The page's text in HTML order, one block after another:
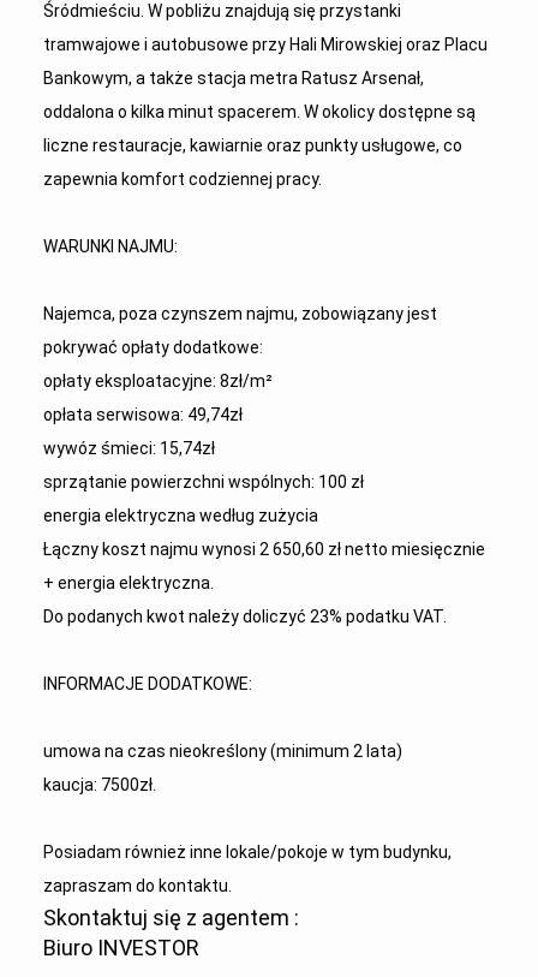
Śródmieściu. W pobliżu znajdują się przystanki
tramwajowe i autobusowe przy Hali Mirowskiej oraz Placu
Bankowym, a także stacja metra Ratusz Arsenał,
oddalona o kilka minut spacerem. W okolicy dostępne są
liczne restauracje, kawiarnie oraz punkty usługowe, co
zapewnia komfort codziennej pracy.
WARUNKI NAJMU:
Najemca, poza czynszem najmu, zobowiązany jest
pokrywać opłaty dodatkowe:
opłaty eksploatacyjne: 8zł/m²
opłata serwisowa: 49,74zł
wywóz śmieci: 15,74zł
sprzątanie powierzchni wspólnych: 100 zł
energia elektryczna według zużycia
Łączny koszt najmu wynosi 2 650,60 zł netto miesięcznie
+ energia elektryczna.
Do podanych kwot należy doliczyć 23% podatku VAT.
INFORMACJE DODATKOWE:
umowa na czas nieokreślony (minimum 2 lata)
kaucja: 7500zł.
Posiadam również inne lokale/pokoje w tym budynku,
zapraszam do kontaktu.
Skontaktuj się z agentem :
Biuro INVESTOR